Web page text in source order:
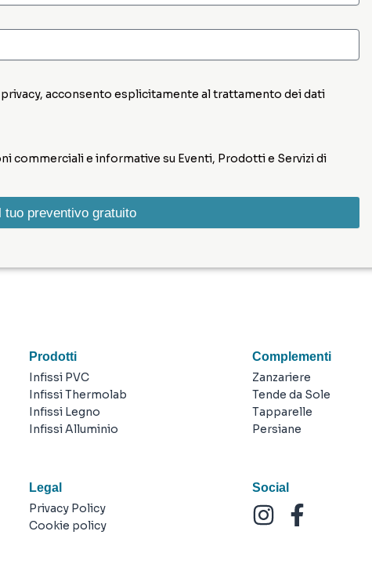
acconsento esplicitamente al trattamento dei dati
commerciali e informative su Eventi, Prodotti e Servizi di
tuo preventivo gratuito
Prodotti
Infissi PVC
Infissi Thermolab
Infissi Legno
Infissi Alluminio
Legal
Privacy Policy
Cookie policy
Complementi
Zanzariere
Tende da Sole
Tapparelle
Persiane
Social
I
n
F
a